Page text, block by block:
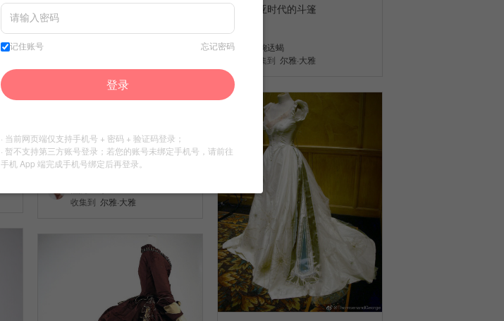
维多利亚时代的斗篷
薀婉迗蝎
收集到 尔雅·大雅
维多利亚时代的斗篷
13
收集到 尔雅·大雅
记住账号 忘记密码
登录
· 当前网页端仅支持手机号 + 密码 + 验证码登录；
· 暂不支持第三方账号登录；若您的账号未绑定手机号，请前往
手机 App 端完成手机号绑定后再登录。